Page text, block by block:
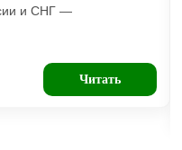
и СНГ —
Читать